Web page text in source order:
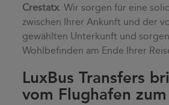
Crestatx. Wir sorgen für eine
zwischen Ihrer Ankunft und der
gewählten Unterkunft und
Wohlbefinden am Ende Ihrer
LuxBus Transfers
vom Flughafen